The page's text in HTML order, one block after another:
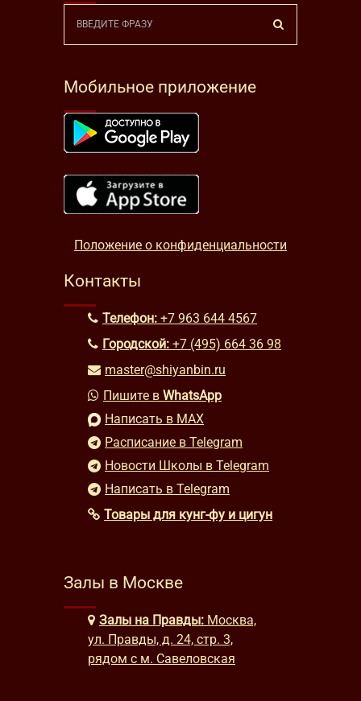
Мобильное приложение
Положение о конфиденциальности
Контакты
Телефон: +7 963 644 4567
Городской: +7 (495) 664 36 98
master@shiyanbin.ru
Пишите в WhatsApp
Написать в MAX
Расписание в Telegram
Новости Школы в Telegram
Написать в Telegram
Товары для кунг-фу и цигун
Залы в Москве
Залы на Правды: Москва,
ул. Правды, д. 24, стр. 3,
рядом с м. Савеловская